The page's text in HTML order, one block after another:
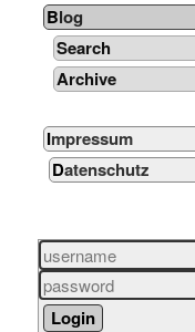
Blog
Search
Archive
Impressum
Datenschutz